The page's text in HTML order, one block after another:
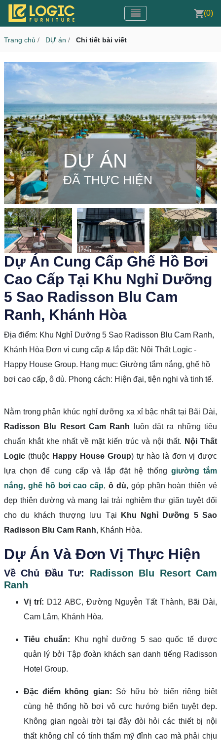
Toggle navigation
CMS v3.0 Toggle navigation(0)
Trang chủ / DỰ án / Chi tiết bài viết
DỰ ÁN
ĐÃ THỰC HIỆN
prev
next
Dự Án Cung Cấp Ghế Hồ Bơi
Cao Cấp Tại Khu Nghỉ Dưỡng
5 Sao Radisson Blu Cam
Ranh, Khánh Hòa
Địa điểm: Khu Nghỉ Dưỡng 5 Sao Radisson Blu Cam Ranh,
Khánh Hòa Đơn vị cung cấp & lắp đặt: Nội Thất Logic -
Happy House Group. Hạng mục: Giường tắm nắng, ghế hồ
bơi cao cấp, ô dù. Phong cách: Hiện đại, tiện nghi và tinh tế.
Nằm trong phân khúc nghỉ dưỡng xa xỉ bậc nhất tại Bãi Dài,
Radisson Blu Resort Cam Ranh luôn đặt ra những tiêu
chuẩn khắt khe nhất về mặt kiến trúc và nội thất. Nội Thất
Logic (thuộc Happy House Group) tự hào là đơn vị được
lựa chọn để cung cấp và lắp đặt hệ thống giường tắm
nắng, ghế hồ bơi cao cấp,ô dù, góp phần hoàn thiện vẻ
đẹp thiên đường và mang lại trải nghiệm thư giãn tuyệt đối
cho du khách thượng lưu Tại
Khu Nghỉ Dưỡng 5 Sao
Radisson Blu Cam Ranh, Khánh Hòa.
Dự Án Và Đơn Vị Thực Hiện
Về Chủ Đầu Tư: Radisson Blu Resort Cam
Ranh
Vị trí: D12 ABC, Đường Nguyễn Tất Thành, Bãi Dài,
Cam Lâm, Khánh Hòa.
Tiêu chuẩn: Khu nghỉ dưỡng 5 sao quốc tế được
quản lý bởi Tập đoàn khách sạn danh tiếng Radisson
Hotel Group.
Đặc điểm không gian: Sở hữu bờ biển riêng biệt
cùng hệ thống hồ bơi vô cực hướng biển tuyệt đẹp.
Không gian ngoài trời tại đây đòi hỏi các thiết bị nội
thất không chỉ có tính thẩm mỹ đỉnh cao mà phải chịu